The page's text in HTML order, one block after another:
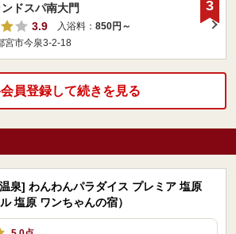
ドスパ南大門
3.9
入浴料： 850円～
宮市今泉3-2-18
3
員登録して続きを見る
泉] わんわんパラダイス プレミア 塩原
塩原 ワンちゃんの宿）